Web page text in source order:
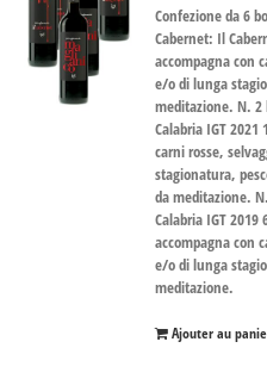
Confezione da 6
Cabernet: Il
accompagna con
e/o di lunga
meditazione.N. 2
Calabria IGT 2021
carni rosse,
stagionatura,
da meditazione.
Calabria IGT
accompagna con
e/o di lunga
meditazione.
Ajouter au